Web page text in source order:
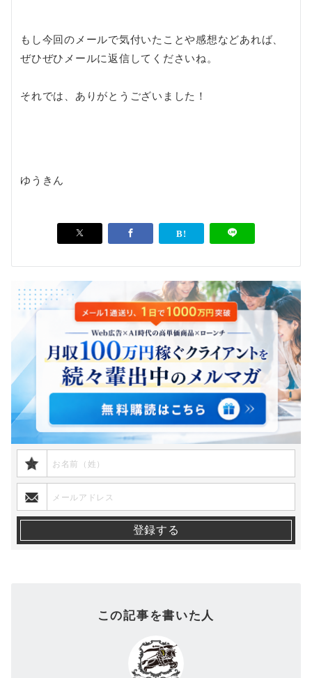
もし今回のメールで気付いたことや感想などあれば、
ぜひぜひメールに返信してくださいね。
それでは、ありがとうございました！
ゆうきん
この記事を書いた人